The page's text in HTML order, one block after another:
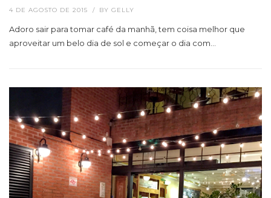
4 DE AGOSTO DE 2015 BY GELLY
Adoro sair para tomar café da manhã, tem coisa melhor que
aproveitar um belo dia de sol e começar o dia com…